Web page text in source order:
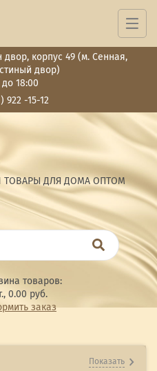
двор, корпус 49 (м. Сенная,
двор)
18:00
922 -15-12
ТОВАРЫ ДЛЯ ДОМА ОПТОМ
товаров:
0.00 руб.
заказ
Показать